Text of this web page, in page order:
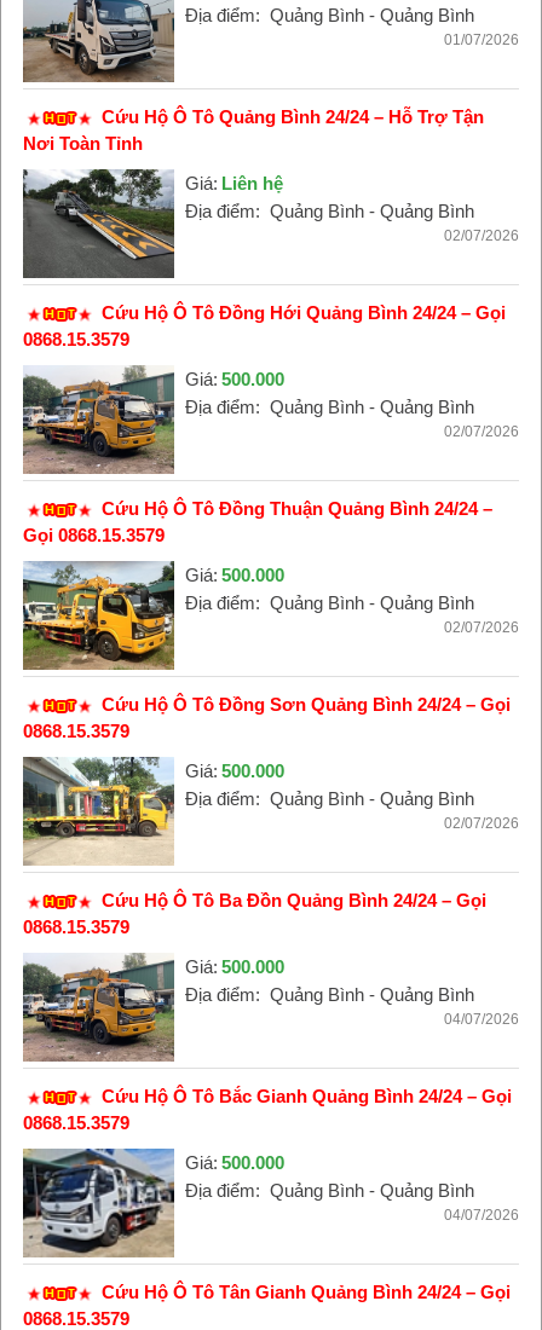
Địa điểm: Quảng Bình - Quảng Bình
01/07/2026
Cứu Hộ Ô Tô Quảng Bình 24/24 – Hỗ Trợ Tận
Nơi Toàn Tỉnh
Giá: Liên hệ
Địa điểm: Quảng Bình - Quảng Bình
02/07/2026
Cứu Hộ Ô Tô Đồng Hới Quảng Bình 24/24 – Gọi
0868.15.3579
Giá: 500.000
Địa điểm: Quảng Bình - Quảng Bình
02/07/2026
Cứu Hộ Ô Tô Đồng Thuận Quảng Bình 24/24 –
Gọi 0868.15.3579
Giá: 500.000
Địa điểm: Quảng Bình - Quảng Bình
02/07/2026
Cứu Hộ Ô Tô Đồng Sơn Quảng Bình 24/24 – Gọi
0868.15.3579
Giá: 500.000
Địa điểm: Quảng Bình - Quảng Bình
02/07/2026
Cứu Hộ Ô Tô Ba Đồn Quảng Bình 24/24 – Gọi
0868.15.3579
Giá: 500.000
Địa điểm: Quảng Bình - Quảng Bình
04/07/2026
Cứu Hộ Ô Tô Bắc Gianh Quảng Bình 24/24 – Gọi
0868.15.3579
Giá: 500.000
Địa điểm: Quảng Bình - Quảng Bình
04/07/2026
Cứu Hộ Ô Tô Tân Gianh Quảng Bình 24/24 – Gọi
0868.15.3579